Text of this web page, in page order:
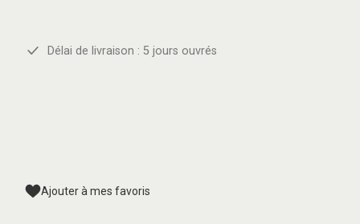
Délai de livraison : 5 jours ouvrés
Ajouter à mes favoris